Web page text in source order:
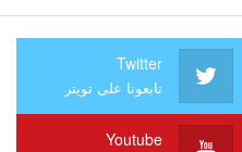
Twitter
تابعونا على تويتر
Youtube